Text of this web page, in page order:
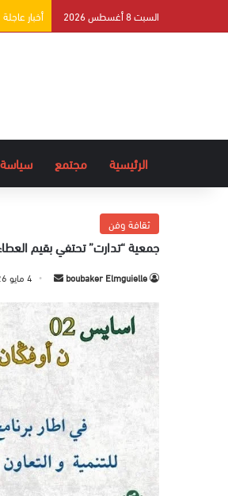
السبت 8 أغسطس 2026 أخبار عاجلة
الرئيسية مجتمع سياسة
ثقافة وفن
​جمعية “تدارت” تحتفي بقيم
boubaker Elmguielle
س
ل
ر
د
ا
4 مايو 2026